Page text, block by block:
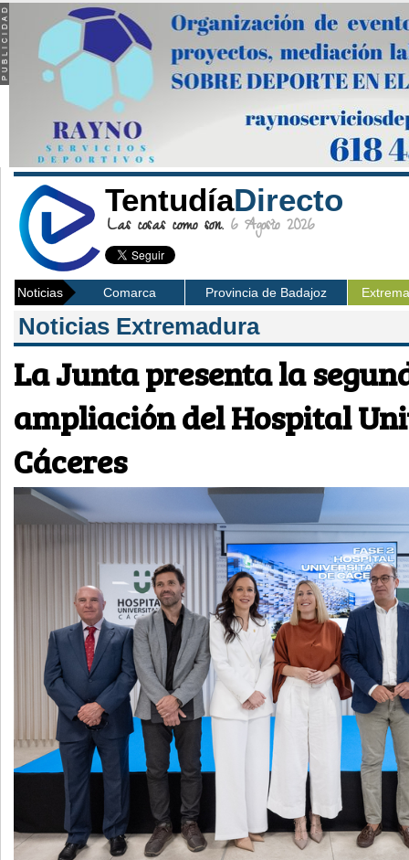
TentudíaDirecto
Las cosas como son. 6 Agosto 2026
Noticias Comarca Provincia de Badajoz
Noticias Extremadura
La Junta presenta la
ampliación del Hospital
Cáceres